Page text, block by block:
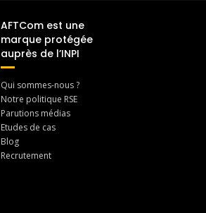
AFTCom est une
marque protégée
auprès de l’INPI
Qui sommes-nous ?
Notre politique RSE
Parutions médias
Etudes de cas
Blog
Recrutement